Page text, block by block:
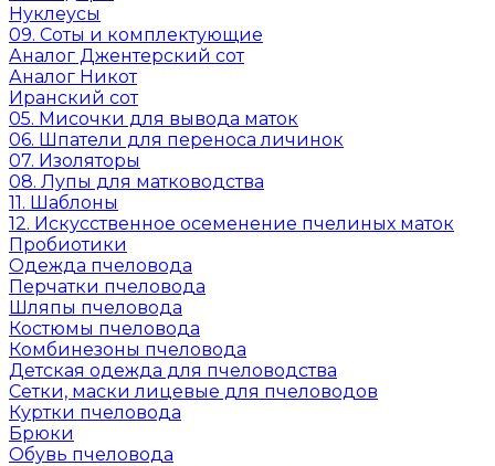
Нуклеусы
09. Соты и комплектующие
Аналог Джентерский сот
Аналог Никот
Иранский сот
05. Мисочки для вывода маток
06. Шпатели для переноса личинок
07. Изоляторы
08. Лупы для матководства
11. Шаблоны
12. Искусственное осеменение пчелиных маток
Пробиотики
Одежда пчеловода
Перчатки пчеловода
Шляпы пчеловода
Костюмы пчеловода
Комбинезоны пчеловода
Детская одежда для пчеловодства
Сетки, маски лицевые для пчеловодов
Куртки пчеловода
Брюки
Обувь пчеловода